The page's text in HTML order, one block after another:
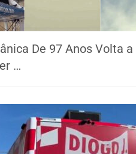
De 97 Anos Volta a
…